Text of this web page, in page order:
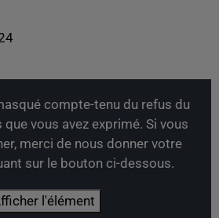
compte-tenu du refus du
vous avez exprimé. Si vous
merci de nous donner votre
sur le bouton ci-dessous.
l'élément